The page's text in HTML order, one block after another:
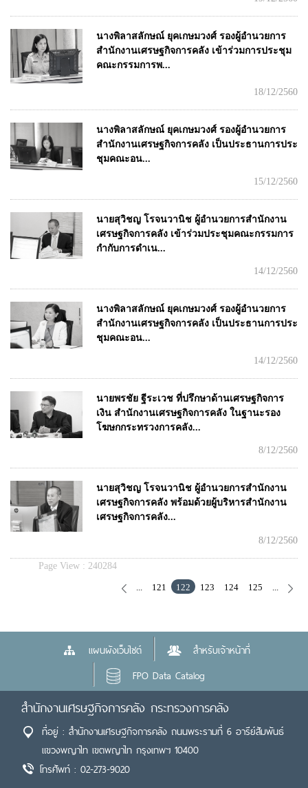
นางพิลาสลักษณ์ ยุคเกษมวงศ์ รองผู้อำนวยการ
สำนักงานเศรษฐกิจการคลัง เข้าร่วมการประชุม
คณะกรรมการพ...
18/12/2560
นางพิลาสลักษณ์ ยุคเกษมวงศ์ รองผู้อำนวยการ
สำนักงานเศรษฐกิจการคลัง เป็นประธานการประ
ชุมคณะอน...
15/12/2560
นายสุวิชญ โรจนวานิช ผู้อำนวยการสำนักงาน
เศรษฐกิจการคลัง เข้าร่วมประชุมคณะกรรมการ
กำกับการดำเน...
14/12/2560
นางพิลาสลักษณ์ ยุคเกษมวงศ์ รองผู้อำนวยการ
สำนักงานเศรษฐกิจการคลัง เป็นประธานการประ
ชุมคณะอน...
14/12/2560
นายพรชัย ฐีระเวช ที่ปรึกษาด้านเศรษฐกิจการ
เงิน สำนักงานเศรษฐกิจการคลัง ในฐานะรอง
โฆษกกระทรวงการคลัง...
8/12/2560
นายสุวิชญ โรจนวานิช ผู้อำนวยการสำนักงาน
เศรษฐกิจการคลัง พร้อมด้วยผู้บริหารสำนักงาน
เศรษฐกิจการคลัง...
8/12/2560
... 121 122 123 124 125 ...
Page View : 240284
แผนผังเว็บไซต์
สำหรับเจ้าหน้าที่
FPO Data Catalog
สำนักงานเศรษฐกิจการคลัง กระทรวงการคลัง
ที่อยู่ : สำนักงานเศรษฐกิจการคลัง ถนนพระรามที่ 6 อารีย์สัมพันธ์
แขวงพญาไท เขตพญาไท กรุงเทพฯ 10400
โทรศัพท์ : 02-273-9020